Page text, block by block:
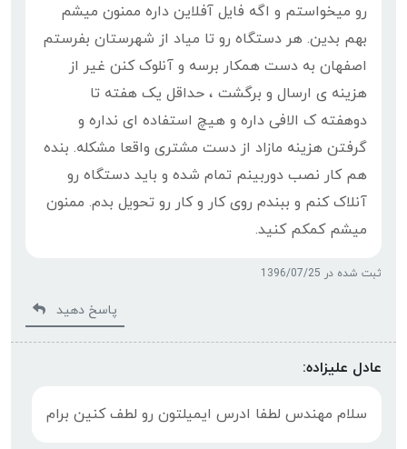
رو میخواستم و اگه فایل آفلاین داره ممنون میشم
بهم بدین. هر دستگاه رو تا میاد از شهرستان بفرستم
اصفهان به دست همکار برسه و آنلوک کنن غیر از
هزینه ی ارسال و برگشت ، حداقل یک هفته تا
دوهفته ک الافی داره و هیچ استفاده ای نداره و
گرفتن هزینه مازاد از دست مشتری واقعا مشکله. بنده
هم کار نصب دوربینم تمام شده و باید دستگاه رو
آنلاک کنم و ببندم روی کار و کار رو تحویل بدم. ممنون
میشم کمکم کنید.
ثبت شده در 1396/07/25
پاسخ دهید
عادل علیزاده:
سلام مهندس لطفا ادرس ایمیلتون رو لطف کنین برام